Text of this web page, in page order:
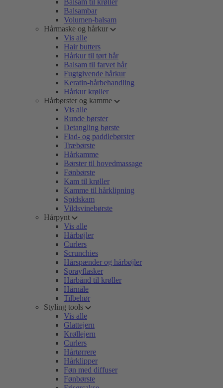
Balsam til krøller
Balsambar
Volumen-balsam
Hårmaske og hårkur
Vis alle
Hair butters
Hårkur til tørt hår
Balsam til farvet hår
Fugtgivende hårkur
Keratin-hårbehandling
Hårkur krøller
Hårbørster og kamme
Vis alle
Runde børster
Detangling børste
Flad- og paddlebørster
Træbørste
Hårkamme
Børster til hovedmassage
Fønbørste
Kam til krøller
Kamme til hårklipning
Spidskam
Vildsvinebørste
Hårpynt
Vis alle
Hårbøjler
Curlers
Scrunchies
Hårspænder og hårbøjler
Sprayflasker
Hårbånd til krøller
Hårnåle
Tilbehør
Styling tools
Vis alle
Glattejern
Krøllejern
Curlers
Hårtørrere
Hårklipper
Føn med diffuser
Fønbørste